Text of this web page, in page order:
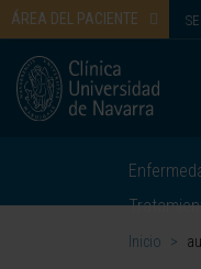
ÁREA DEL PACIENTE
Inicio >